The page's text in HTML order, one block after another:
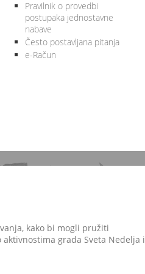
Pravilnik o provedbi
postupaka jednostavne
nabave
Često postavljana pitanja
e-Račun
kako bi mogli pružiti
grada Sveta Nedelja i